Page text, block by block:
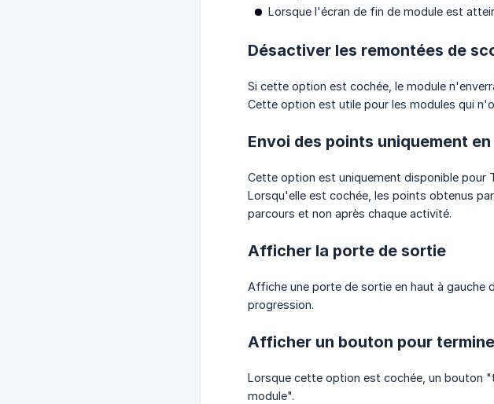
Lorsque l'écran de fin de module est
Désactiver les remontées de
Si cette option est cochée, le module
Cette option est utile pour les modules qui
Envoi des points uniquement
Cette option est uniquement disponible pour
Lorsqu'elle est cochée, les points obtenus
parcours et non après chaque activité.
Afficher la porte de sortie
Affiche une porte de sortie en haut à gauche
progression.
Afficher un bouton pour
Lorsque cette option est cochée, un bouton
module".